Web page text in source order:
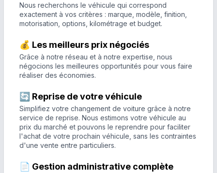
Nous recherchons le véhicule qui correspond
exactement à vos critères : marque, modèle, finition,
motorisation, options, kilométrage et budget.
💰 Les meilleurs prix négociés
Grâce à notre réseau et à notre expertise, nous
négocions les meilleures opportunités pour vous faire
réaliser des économies.
🔄 Reprise de votre véhicule
Simplifiez votre changement de voiture grâce à notre
service de reprise. Nous estimons votre véhicule au
prix du marché et pouvons le reprendre pour faciliter
l'achat de votre prochain véhicule, sans les contraintes
d'une vente entre particuliers.
📄 Gestion administrative complète